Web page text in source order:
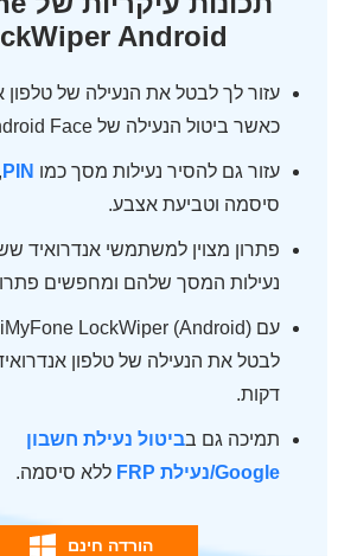
Android:
עזור לך לבטל את הנעילה של טלפון
כאשר ביטול הנעילה של Android Face לא עובד.
עזור גם להסיר נעילות מסך כמו PIN
,
סיסמה וטביעת אצבע.
פתרון מצוין למשתמשי אנדרואיד
נעילות המסך שלהם ומחפשים
לבטל את הנעילה של טלפון
דקות.
תמיכה גם בביטול נעילת חשבון
Google/נעילת FRP
ללא סיסמה.
הורדה חינם